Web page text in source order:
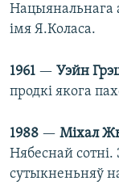
Нацыянальнага
імя Я.Коласа.
1961 — Уэйн
продкі якога
1988 — Міхал
Нябеснай сотні.
сутыкненьняў